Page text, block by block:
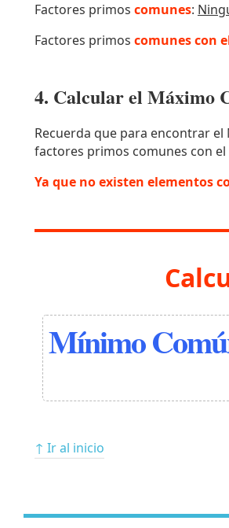
Factores primos comunes:
Factores primos comunes con
4. Calcular el Máximo
Recuerda que para encontrar
factores primos comunes con
Ya que no existen elementos
Mínimo
↑ Ir al inicio